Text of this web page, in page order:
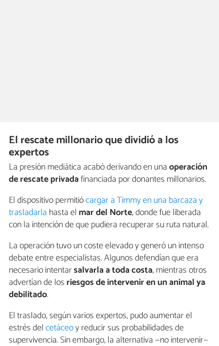
El rescate millonario que dividió a los
expertos
La presión mediática acabó derivando en unaoperación
de rescate privadafinanciada por donantes millonarios.
El dispositivo permitiócargar a Timmy en una barcaza y
trasladarla hasta el mar del Norte, donde fue liberada
con la intención de que pudiera recuperar su ruta natural.
La operación tuvo un coste elevado y generó un intenso
debate entre especialistas. Algunos defendían que era
necesario intentarsalvarla a toda costa, mientras otros
advertían de los riesgos de intervenir en un animal ya
debilitado.
El traslado, según varios expertos, pudo aumentar el
estrés delcetáceoy reducir sus probabilidades de
supervivencia. Sin embargo, la alternativa —no intervenir—